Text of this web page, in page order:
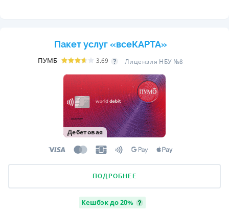
Пакет услуг «всеКАРТА»
ПУМБ 3.69 Лицензия НБУ №8
Дебетовая
ПОДРОБНЕЕ
Кешбэк до 20%